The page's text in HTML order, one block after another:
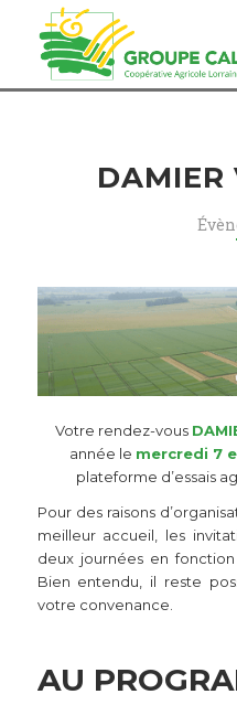
DAMIER
Votre rendez-vous
année le mercredi 7
plateforme d’essais
Pour des raisons
meilleur accueil, les
deux journées en
Bien entendu, il reste
votre convenance.
AU